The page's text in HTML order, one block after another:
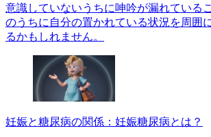
意識していないうちに呻吟が漏れている
のうちに自分の置かれている状況を周囲
るかもしれません。
妊娠と糖尿病の関係：妊娠糖尿病とは？